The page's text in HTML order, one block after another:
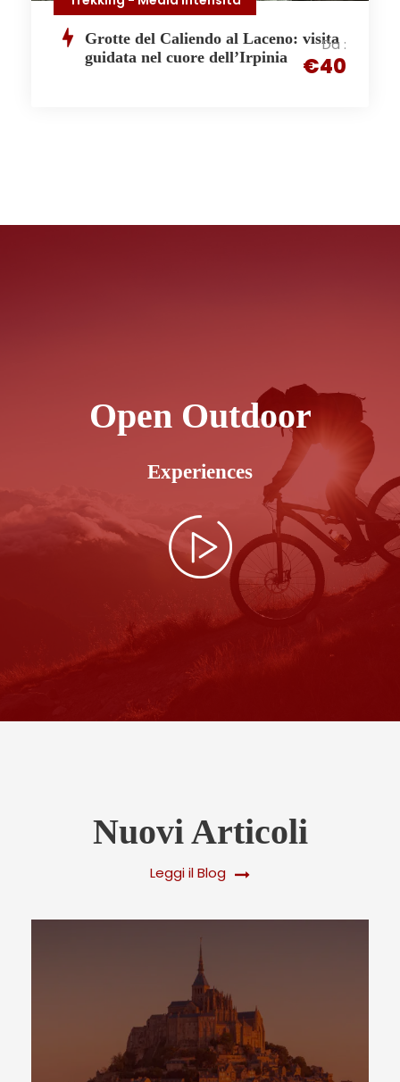
Grotte del Caliendo al Laceno: visita
guidata nel cuore dell’Irpinia
Da :
€40
Open Outdoor
Experiences
Nuovi Articoli
Leggi il Blog